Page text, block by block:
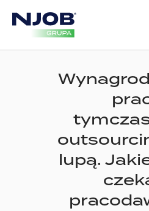
lupą.